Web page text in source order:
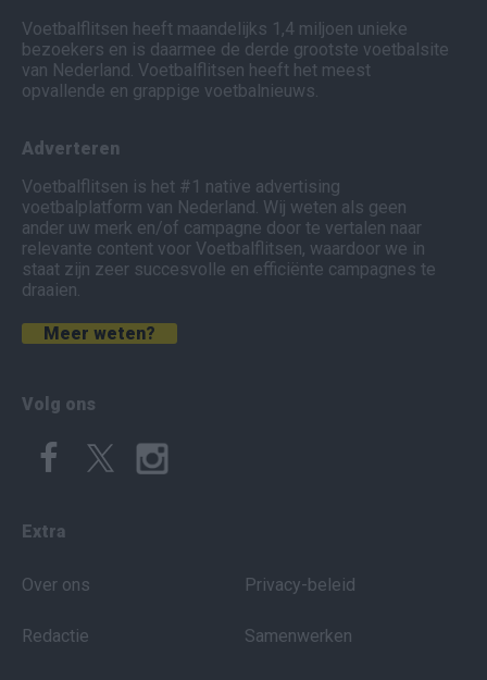
Voetbalflitsen heeft maandelijks 1,4 miljoen unieke
bezoekers en is daarmee de derde grootste voetbalsite
van Nederland. Voetbalflitsen heeft het meest
opvallende en grappige voetbalnieuws.
Adverteren
Voetbalflitsen is het #1 native advertising
voetbalplatform van Nederland. Wij weten als geen
ander uw merk en/of campagne door te vertalen naar
relevante content voor Voetbalflitsen, waardoor we in
staat zijn zeer succesvolle en efficiënte campagnes te
draaien.
Meer weten?
Volg ons
Extra
Over ons
Redactie
Privacy-beleid
Samenwerken